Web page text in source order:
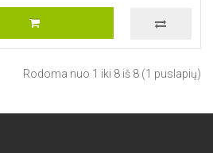
Rodoma nuo 1 iki 8 iš 8 (1 puslapių)